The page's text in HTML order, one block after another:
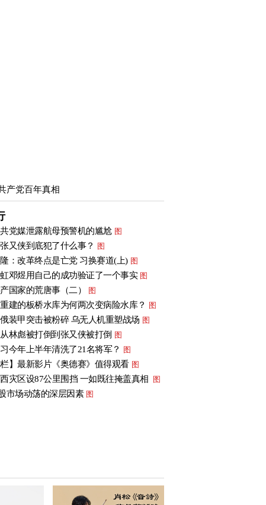
产党百年真相
党媒泄露航母预警机的尴尬 图
又侠到底犯了什么事？ 图
：改革终点是亡党 习换赛道(上) 图
邓煜用自己的成功验证了一个事实 图
国家的荒唐事（二） 图
建的板桥水库为何两次变病险水库？ 图
装甲突击被粉碎 乌无人机重塑战场 图
林彪被打倒到张又侠被打倒 图
今年上半年清洗了21名将军？ 图
栏】最新影片《奥德赛》值得观看 图
灾区设87公里围挡 一如既往掩盖真相 图
市场动荡的深层因素 图